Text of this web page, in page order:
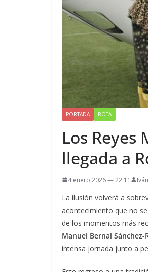
PORTADA ROTA
Los
llegada a
4 enero 2026 — 22:11
La ilusión volverá a
acontecimiento que no
de los momentos más
Manuel Bernal Sánchez-
intensa jornada junto a